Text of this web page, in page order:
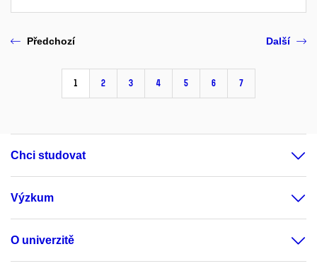
Předchozí
1 2 3 4 5 6 7
Další
Chci studovat
Výzkum
O univerzitě